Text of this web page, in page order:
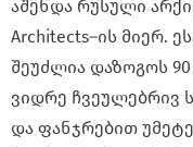
აშენდა რუსული
Architects–ის მიერ.
შეუძლია დაზოგოს
ვიდრე ჩვეულებრივ
და ფანჯრებით